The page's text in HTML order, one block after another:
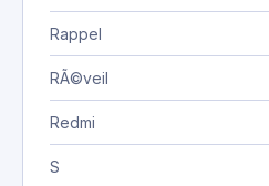
Rappel
RÃ©veil
Redmi
S